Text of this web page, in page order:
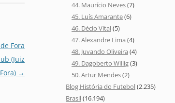
Fora
(Juiz
→
44. Maurício Neves(7)
45. Luís Amarante(6)
46. Décio Vital(5)
47. Alexandre Lima (4)
48. Juvando Oliveira (4)
49. Dagoberto Willig(3)
50. Artur Mendes(2)
Blog História do Futebol(2.235)
Brasil(16.194)